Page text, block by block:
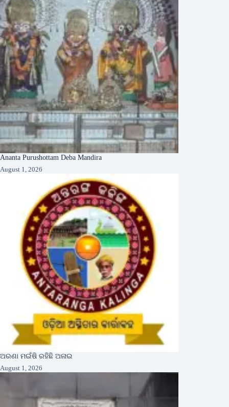
Ananta Purushottam Deba Mandira
August 1, 2026
ଅରଣା ମଇଁଷି ରହିଛି ଅନାଇ
August 1, 2026